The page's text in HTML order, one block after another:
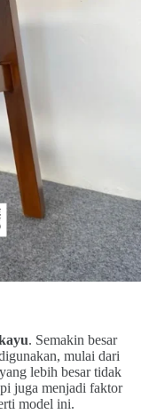
. Semakin besar
mulai dari
lebih besar tidak
juga menjadi faktor
model ini.